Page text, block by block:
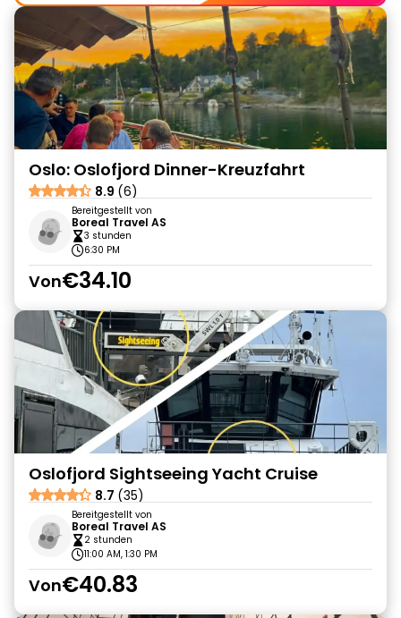
Oslo: Oslofjord Dinner-Kreuzfahrt
8.9 (6)
Bereitgestellt von
Boreal Travel AS
3 stunden
6:30 PM
Von€34.10
Oslofjord Sightseeing Yacht Cruise
8.7 (35)
Bereitgestellt von
Boreal Travel AS
2 stunden
11:00 AM, 1:30 PM
Von€40.83